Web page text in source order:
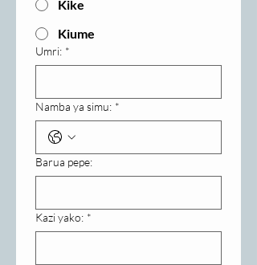
Kike
Kiume
Umri: *
Namba ya simu: *
Barua pepe:
Kazi yako: *